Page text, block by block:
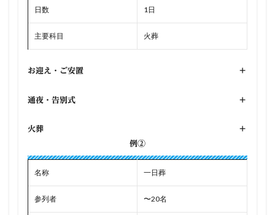
日数 1日
主要科目 火葬
お迎え・ご安置 +
通夜・告別式 +
火葬
+
例②
名称 一日葬
参列者 〜20名